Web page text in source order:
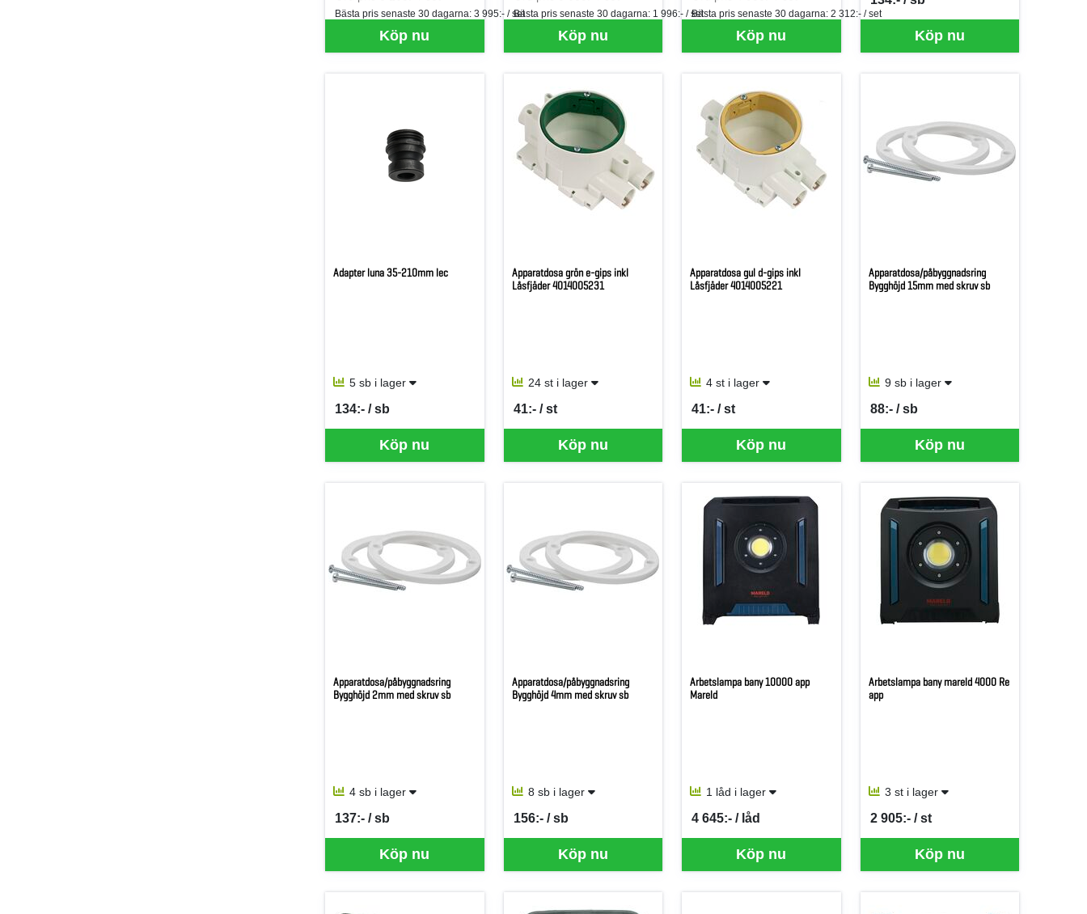
Köp nu
Bästa pris senaste 30 dagarna: 3 995:- / set
Köp nu
Bästa pris senaste 30 dagarna: 1 996:- / set
Köp nu
Bästa pris senaste 30 dagarna: 2 312:- / set
Köp nu
SEK per SB
Adapter luna 35-210mm lec
5 sb i lager
Köp nu
134:- / sb
SEK per SB
Apparatdosa grön e-gips inkl
Låsfjäder 4014005231
24 st i lager
Köp nu
41:- / st
SEK per ST
Apparatdosa gul d-gips inkl
Låsfjäder 4014005221
4 st i lager
Köp nu
41:- / st
SEK per ST
Apparatdosa/påbyggnadsring
Bygghöjd 15mm med skruv sb
9 sb i lager
Köp nu
88:- / sb
SEK per SB
Apparatdosa/påbyggnadsring
Bygghöjd 2mm med skruv sb
4 sb i lager
Köp nu
137:- / sb
SEK per SB
Apparatdosa/påbyggnadsring
Bygghöjd 4mm med skruv sb
8 sb i lager
Köp nu
156:- / sb
SEK per SB
Arbetslampa bany 10000 app
Mareld
1 låd i lager
Köp nu
4 645:- / låd
SEK per LÅD
Arbetslampa bany mareld 4000 Re
app
3 st i lager
Köp nu
2 905:- / st
SEK per ST